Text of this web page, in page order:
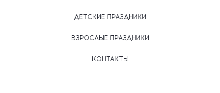
ДЕТСКИЕ ПРАЗДНИКИ
ВЗРОСЛЫЕ ПРАЗДНИКИ
КОНТАКТЫ